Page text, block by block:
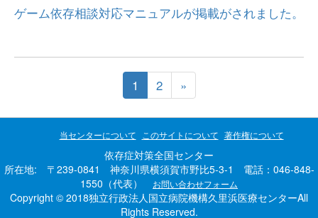
ゲーム依存相談対応マニュアルが掲載がされました。
1 2 »
当センターについて このサイトについて 著作権について
依存症対策全国センター
所在地: 〒239-0841 神奈川県横須賀市野比5-3-1 電話：046-848-
1550（代表）
お問い合わせフォーム
Copyright © 2018独立行政法人国立病院機構久里浜医療センターAll
Rights Reserved.